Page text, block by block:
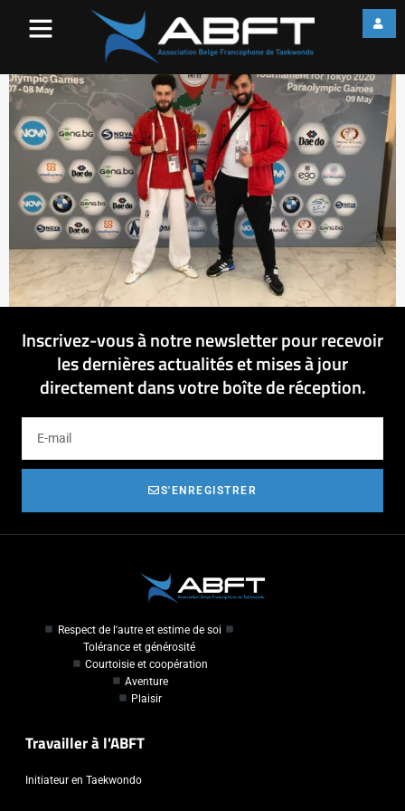
Inscrivez-vous à notre newsletter pour recevoir
les dernières actualités et mises à jour
directement dans votre boîte de réception.
S'ENREGISTRER
Respect de l'autre et estime de soi
Tolérance et générosité
Courtoisie et coopération
Aventure
Plaisir
Travailler à l'ABFT
Initiateur en Taekwondo